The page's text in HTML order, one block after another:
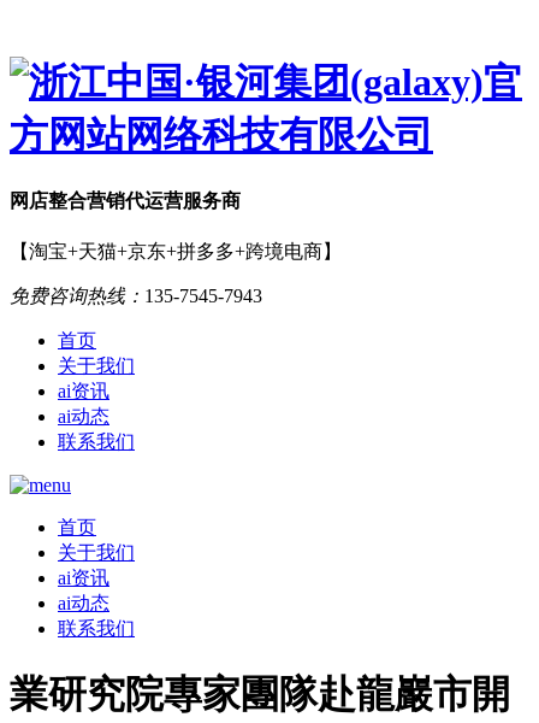
网店整合营销代运营服务商
【淘宝+天猫+京东+拼多多+跨境电商】
免费咨询热线： 135-7545-7943
首页
关于我们
ai资讯
ai动态
联系我们
首页
关于我们
ai资讯
ai动态
联系我们
業研究院專家團隊赴龍巖市開